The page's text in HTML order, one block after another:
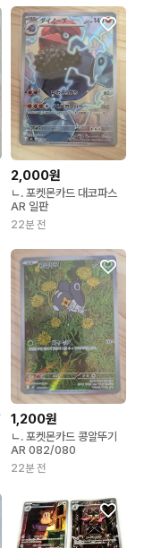
2,000원
ㄴ. 포켓몬카드 대코파스
AR 일판
22분 전
1,200원
ㄴ. 포켓몬카드 콩알뚜기
AR 082/080
22분 전